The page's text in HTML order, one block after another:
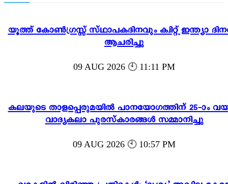
യൂത്ത് കോൺഗ്രസ്സ് സ്ഥാപകദിനവും ക്വിറ്റ് ഇന്ത്യാ
ആചരിച്ചു
09 AUG 2026 🕙 11:11 PM
കലയുടെ താളപ്പെരുമയിൽ പാനയോഗത്തിന് 25-ാം
വാദ്യകലാ പുരസ്‌കാരങ്ങൾ സമ്മാനിച്ചു
09 AUG 2026 🕙 10:57 PM